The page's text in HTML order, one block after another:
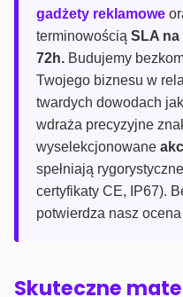
gadżety reklamowe
terminowością SLA na
72h. Budujemy
Twojego biznesu w
twardych dowodach
wdraża precyzyjne
wyselekcjonowane
spełniają
certyfikaty CE, IP67).
potwierdza nasz ocena
Skuteczne